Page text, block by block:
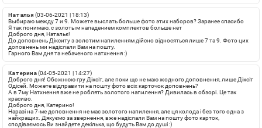
Наталья (03-06-2021 | 18:13)
Выбираю между 7 и 9. Можете выслать больше фото этих наборов? Заранее спасибо
Я так понимаю, с золотым нападением комплектов больше нет
Доброго дня, Натальє!
До доповнень Дікситу з золотим напиленням дійсно відносяться лише 7 та 9. Фото цих
доповнень ми надіслали Вам на пошту.
Гарного Вам дня та небаченого натхнення :)
Катерина (04-05-2021 | 14:27)
Доброго дня! Обожнюю гру Діксіт, але поки що не маю жодного доповнення, лише Діксіт
Одісей. Можете відправити на пошту фото всіх карточок доповнень?
А в 7му Натхнення вже не роблять золотого напилення? Дивилась в обзорі. Це так
красиво.
Доброго дня, Катерино!
Наразі на 7-ме доповнення не має золотого напилення, але ця колода і без того одна з
найкращих. Дякуємо за звернення, вже надіслали Вам на пошту фото карток,
сподіваємось Ви знайдете декілька, що будуть Вам до душі :)